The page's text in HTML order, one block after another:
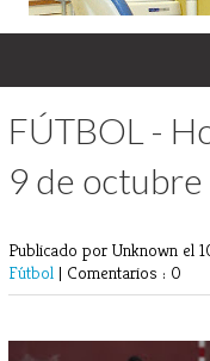
FÚTBOL -
9 de octubre
Publicado por Unknown el
Fútbol | Comentarios : 0